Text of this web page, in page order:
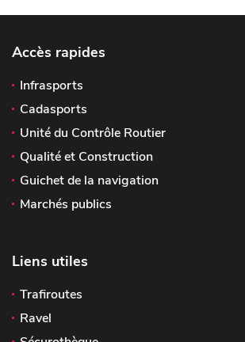
Accès rapides
Infrasports
Cadasports
Unité du Contrôle Routier
Qualité et Construction
Guichet de la navigation
Marchés publics
Liens utiles
Trafiroutes
Ravel